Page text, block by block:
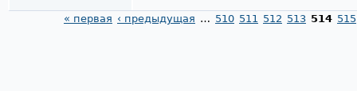
« первая ‹ предыдущая … 510 511 512 513 514 515